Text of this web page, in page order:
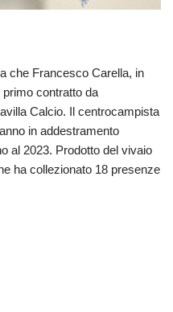
che Francesco Carella, in
contratto da
Calcio. Il centrocampista
in addestramento
al 2023. Prodotto del vivaio
ha collezionato 18 presenze